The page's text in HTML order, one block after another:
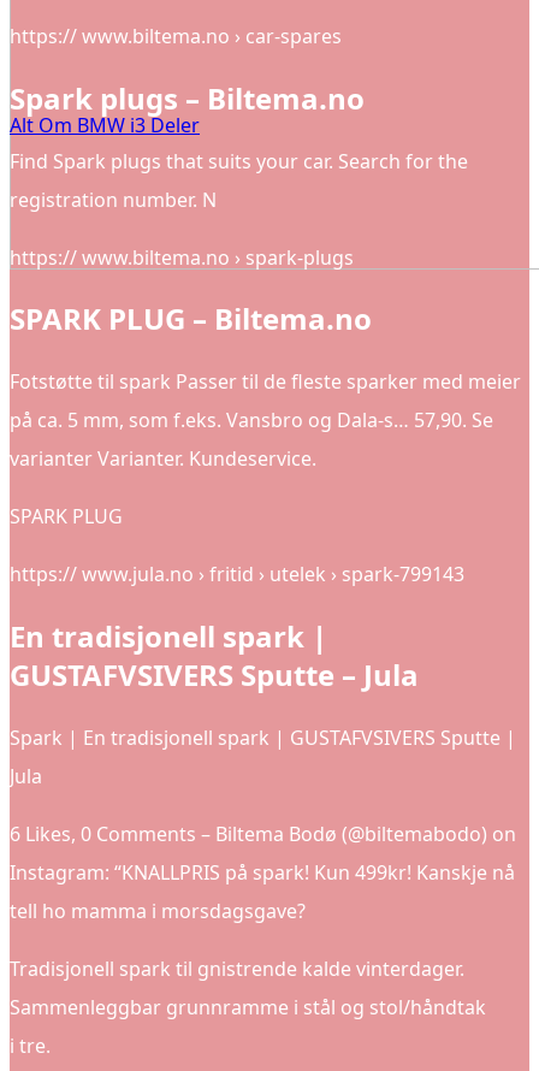
Alt Om BMW i3 Deler
https:// www.biltema.no › car-spares
Spark plugs – Biltema.no
Find Spark plugs that suits your car. Search for the
registration number. N
https:// www.biltema.no › spark-plugs
SPARK PLUG – Biltema.no
Fotstøtte til spark Passer til de fleste sparker med meier
på ca. 5 mm, som f.eks. Vansbro og Dala-s… 57,90. Se
varianter Varianter. Kundeservice.
SPARK PLUG
https:// www.jula.no › fritid › utelek › spark-799143
En tradisjonell spark |
GUSTAFVSIVERS Sputte – Jula
Spark | En tradisjonell spark | GUSTAFVSIVERS Sputte |
Jula
6 Likes, 0 Comments – Biltema Bodø (@biltemabodo) on
Instagram: “KNALLPRIS på spark! Kun 499kr! Kanskje nå
tell ho mamma i morsdagsgave?
Tradisjonell spark til gnistrende kalde vinterdager.
Sammenleggbar grunnramme i stål og stol/håndtak
i tre.